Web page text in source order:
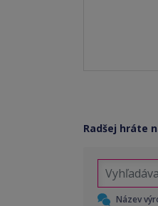
Radšej hráte
Název